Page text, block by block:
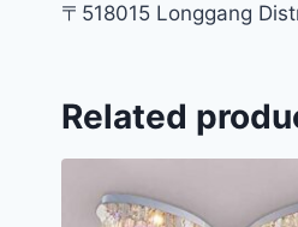
〒518015 Longgang
Related